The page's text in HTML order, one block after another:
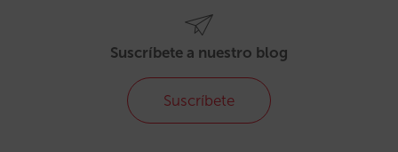
Suscríbete a nuestro blog
Suscríbete